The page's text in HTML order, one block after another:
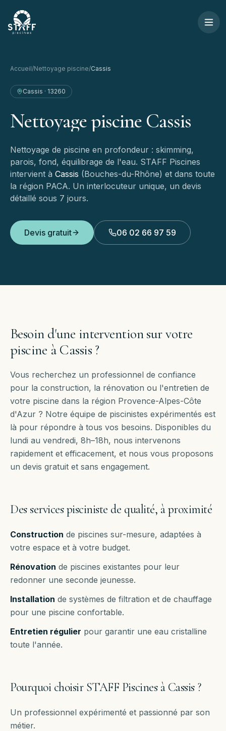
STAFF Piscines — Accueil
Accueil/Nettoyage piscine/Cassis
Cassis · 13260
Nettoyagepiscine Cassis
Nettoyage de piscine en profondeur : skimming,
parois, fond, équilibrage de l'eau. STAFF Piscines
intervient à Cassis (Bouches-du-Rhône) et dans toute
la région PACA. Un interlocuteur unique, un devis
détaillé sous 7 jours.
Devis gratuit 06 02 66 97 59
Besoin d'une intervention sur votre
piscine àCassis ?
Vous recherchez un professionnel de confiance
pour la construction, la rénovation ou l'entretien de
votre piscine dans la région Provence-Alpes-Côte
d'Azur ? Notre équipe de piscinistes expérimentés est
là pour répondre à tous vos besoins. Disponibles du
lundi au vendredi, 8h–18h, nous intervenons
rapidement et efficacement, et nous vous proposons
un devis gratuit et sans engagement.
Des services pisciniste de qualité, à proximité
Construction de piscines sur-mesure, adaptées à
votre espace et à votre budget.
Rénovation de piscines existantes pour leur
redonner une seconde jeunesse.
Installation de systèmes de filtration et de chauffage
pour une piscine confortable.
Entretien régulier pour garantir une eau cristalline
toute l'année.
Pourquoi choisir STAFF Piscines à Cassis?
Un professionnel expérimenté et passionné par son
métier.